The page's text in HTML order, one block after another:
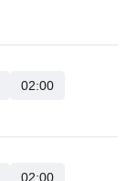
02:00
02:00